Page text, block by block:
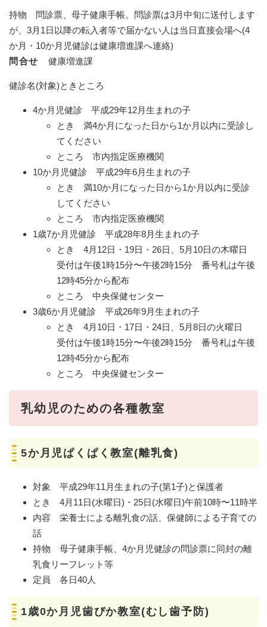
持物 問診票、母子健康手帳。問診票は3月中旬に送付します
が、3月1日以降の転入者等で届かない人は当日直接会場へ(4
か月・10か月児健診は健康増進課へ連絡)
問合せ 健康増進課
健診名(対象)ときところ
4か月児健診 平成29年12月生まれの子
とき 満4か月になった日から1か月以内に受診し
てください
ところ 市内指定医療機関
10か月児健診 平成29年6月生まれの子
とき 満10か月になった日から1か月以内に受診
してください
ところ 市内指定医療機関
1歳7か月児健診 平成28年8月生まれの子
とき 4月12日・19日・26日、5月10日の木曜日
受付は午後1時15分〜午後2時15分 番号札は午後
12時45分から配布
ところ 中央保健センター
3歳6か月児健診 平成26年9月生まれの子
とき 4月10日・17日・24日、5月8日の火曜日
受付は午後1時15分〜午後2時15分 番号札は午後
12時45分から配布
ところ 中央保健センター
乳幼児のための各種教室
5か月児ぱくぱく教室(離乳食)
対象 平成29年11月生まれの子(第1子)と保護者
とき 4月11日(水曜日)・25日(水曜日)午前10時〜11時半
内容 栄養士による離乳食の話、保健師による子育ての
話
持物 母子健康手帳、4か月児健診の問診票に同封の離
乳食リーフレット等
定員 各日40人
1歳0か月児歯ぴか教室(むし歯予防)